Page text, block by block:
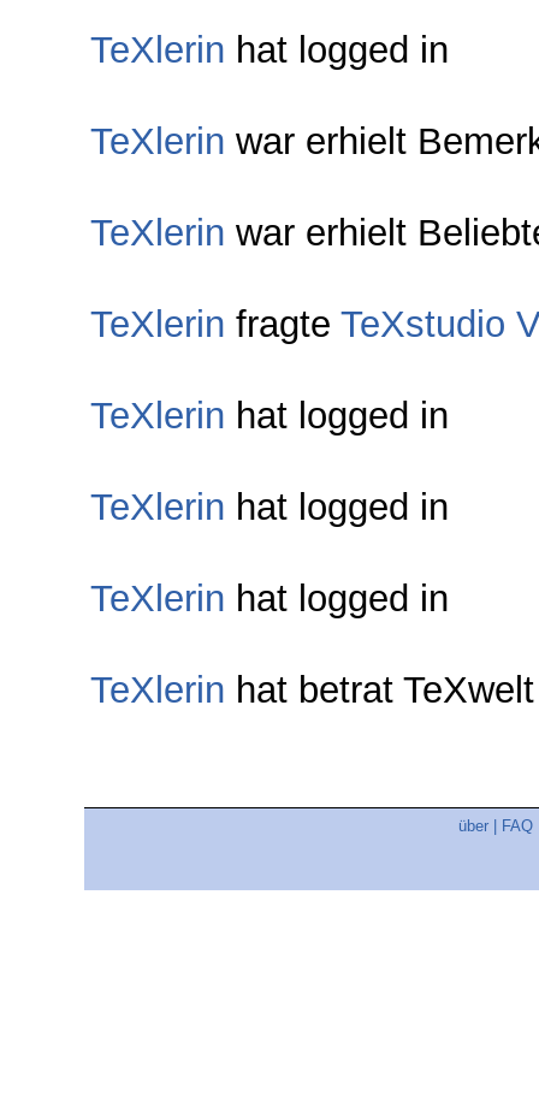
TeXlerin hat logged in
TeXlerin war erhielt
TeXlerin war erhielt
TeXlerin fragte TeXstudio
TeXlerin hat logged in
TeXlerin hat logged in
TeXlerin hat logged in
TeXlerin hat betrat
über FAQ